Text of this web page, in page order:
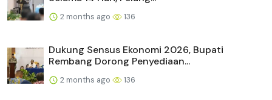
2 months ago 136
Dukung Sensus Ekonomi 2026, Bupati
Rembang Dorong Penyediaan...
2 months ago 136